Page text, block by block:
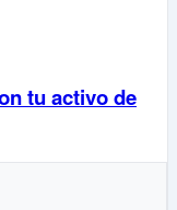
tu activo de